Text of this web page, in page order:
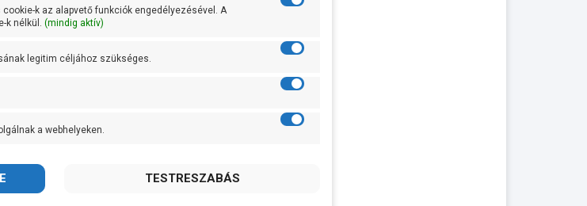
perc
acél
acél
k az alapvető funkciók engedélyezésével. A
k nélkül. (mindig aktív)
legitim céljához szükséges.
a webhelyeken.